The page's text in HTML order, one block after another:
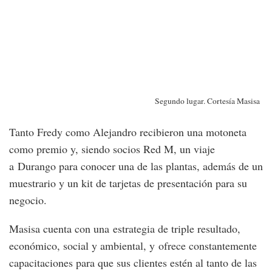
Segundo lugar. Cortesía Masisa
Tanto Fredy como Alejandro recibieron una motoneta
como premio y, siendo socios Red M, un viaje
a Durango para conocer una de las plantas, además de un
muestrario y un kit de tarjetas de presentación para su
negocio.
Masisa cuenta con una estrategia de triple resultado,
económico, social y ambiental, y ofrece constantemente
capacitaciones para que sus clientes estén al tanto de las